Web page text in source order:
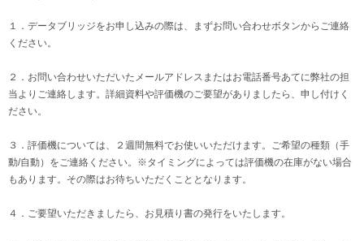
１．データブリッジをお申し込みの際は、まずお問い合わせボタンからご連絡
ください。
２．お問い合わせいただいたメールアドレスまたはお電話番号あてに弊社の担
当よりご連絡します。詳細資料や評価機のご要望がありましたら、申し付けく
ださい。
３．評価機については、２週間無料でお使いいただけます。ご希望の種類（手
動/自動）をご連絡ください。※タイミングによっては評価機の在庫がない場合
もあります。その際はお待ちいただくこととなります。
４．ご要望いただきましたら、お見積り書の発行をいたします。